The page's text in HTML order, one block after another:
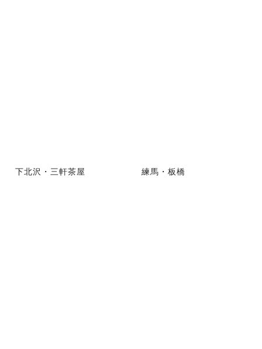
下北沢・三軒茶屋 練馬・板橋